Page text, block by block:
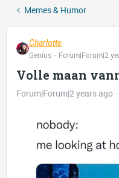
Memes & Humor
Charlotte
Genius
Forum|Forum|2
Volle maan
Forum|Forum|2 years ago